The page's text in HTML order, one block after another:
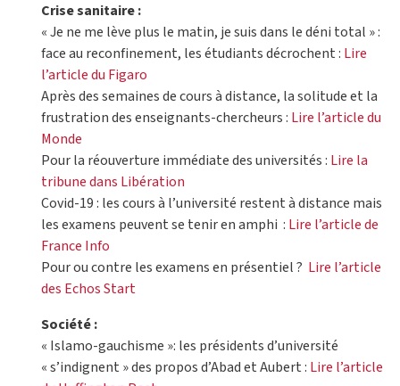
Crise sanitaire :
« Je ne me lève plus le matin, je suis dans le déni total » :
face au reconfinement, les étudiants décrochent : Lire
l’article du Figaro
Après des semaines de cours à distance, la solitude et la
frustration des enseignants-chercheurs : Lire l’article du
Monde
Pour la réouverture immédiate des universités : Lire la
tribune dans Libération
Covid-19 : les cours à l’université restent à distance mais
les examens peuvent se tenir en amphi : Lire l’article de
France Info
Pour ou contre les examens en présentiel ? Lire l’article
des Echos Start
Société :
« Islamo-gauchisme »: les présidents d’université
« s’indignent » des propos d’Abad et Aubert : Lire l’article